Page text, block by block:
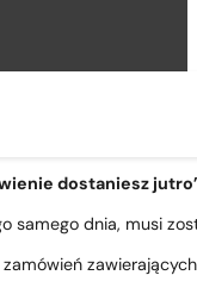
dostaniesz
samego dnia, musi
zamówień